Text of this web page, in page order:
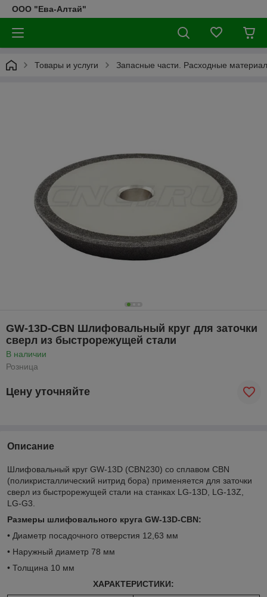
ООО "Ева-Алтай"
Товары и услуги Запасные части. Расходные
GW-13D-CBN Шлифовальный круг для заточки
сверл из быстрорежущей стали
В наличии
Розница
Цену уточняйте
Описание
Шлифовальный круг GW-13D (CBN230) со сплавом CBN
(поликристаллический нитрид бора) применяется для заточки
сверл из быстрорежущей стали на станках LG-13D, LG-13Z,
LG-G3.
Размеры шлифовального круга GW-13D-CBN:
• Диаметр посадочного отверстия 12,63 мм
• Наружный диаметр 78 мм
• Толщина 10 мм
ХАРАКТЕРИСТИКИ: